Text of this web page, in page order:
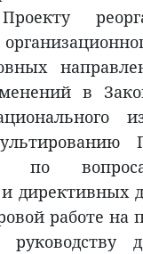
в
по
директивных
работе на